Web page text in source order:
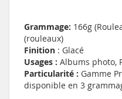
Grammage: 166g
(rouleaux)
Finition : Glacé
Usages : Albums photo,
Particularité : Gamme
disponible en 3